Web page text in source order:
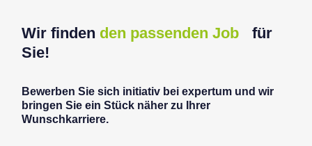
Wir finden den passenden Job für
Sie!
Bewerben Sie sich initiativ bei expertum und wir
bringen Sie ein Stück näher zu Ihrer
Wunschkarriere.